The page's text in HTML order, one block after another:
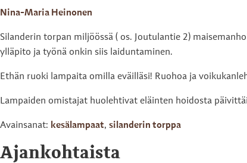
Nina-Maria Heinonen
Silanderin torpan miljöössä ( os. Joutulantie 2)
ylläpito ja työnä onkin siis laiduntaminen.
Ethän ruoki lampaita omilla eväilläsi! Ruohoa ja
Lampaiden omistajat huolehtivat eläinten hoidosta
Avainsanat: kesälampaat, silanderin torppa
Ajankohtaista